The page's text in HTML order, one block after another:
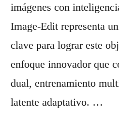
imágenes con
Image-Edit representa
clave para lograr este
enfoque innovador que
dual, entrenamiento
latente adaptativo. …